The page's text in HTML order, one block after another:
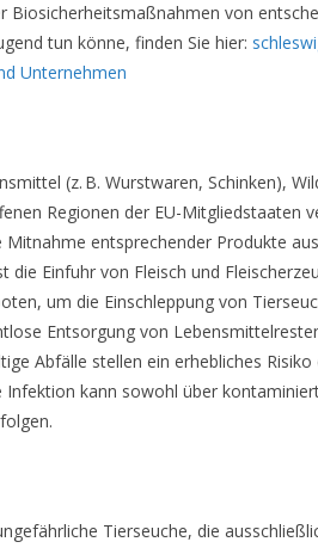
Biosicherheitsmaßnahmen von
tun könne, finden Sie hier:
Unternehmen
(z. B. Wurstwaren, Schinken),
Regionen der EU-Mitgliedstaaten
entsprechender Produkte
Einfuhr von Fleisch und
um die Einschleppung von
Entsorgung von
Abfälle stellen ein erhebliches
kann sowohl über
Tierseuche, die